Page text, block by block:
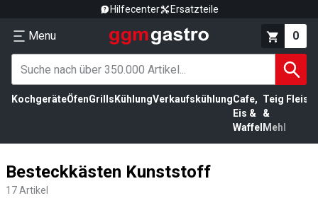
Hilfecenter Ersatzteile
Menu 0
KochgeräteÖfenGrills KühlungVerkaufskühlungCafe,
Eis &
Waffel
Teig
&
Mehl
Besteckkästen Kunststoff
17Artikel